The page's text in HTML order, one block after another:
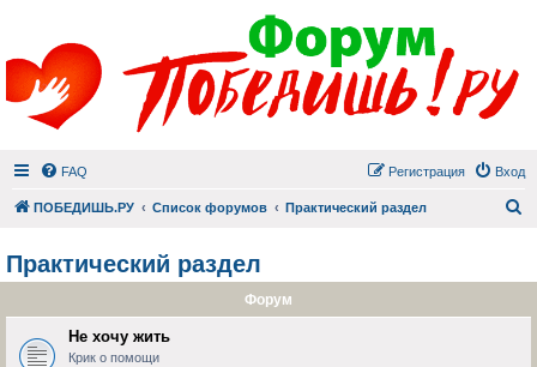
FAQ Вход
Регистрация
ПОБЕДИШЬ.РУ Список форумов Практический раздел
Практический раздел
Форум
Не хочу жить
Крик о помощи